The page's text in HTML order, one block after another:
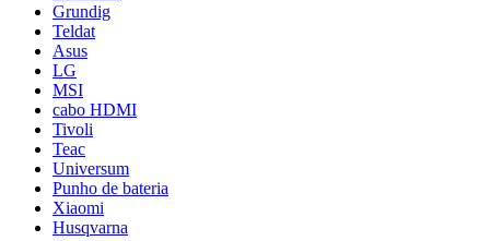
Grundig
Teldat
Asus
LG
MSI
cabo HDMI
Tivoli
Teac
Universum
Punho de bateria
Xiaomi
Husqvarna